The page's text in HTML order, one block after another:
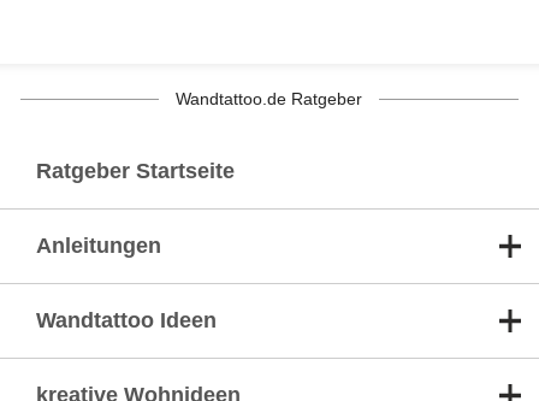
Wandtattoo.de Ratgeber
Ratgeber Startseite
Anleitungen
Wandtattoo Ideen
kreative Wohnideen